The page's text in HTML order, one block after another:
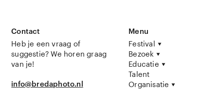
Contact
Heb je een vraag of
suggestie? We horen graag
van je!
info@bredaphoto.nl
Menu
Festival
Bezoek
Educatie
Talent
Organisatie